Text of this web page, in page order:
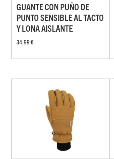
GUANTE CON PUÑO DE
PUNTO SENSIBLE AL TACTO
Y LONA AISLANTE
34,99 €